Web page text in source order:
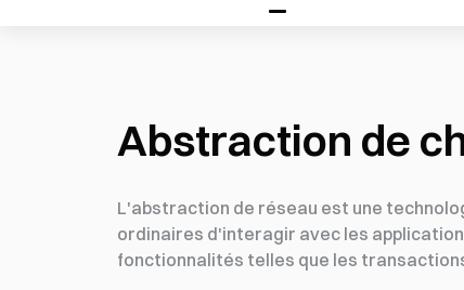
Abstraction de
L'abstraction de réseau est une
ordinaires d'interagir avec les
fonctionnalités telles que les